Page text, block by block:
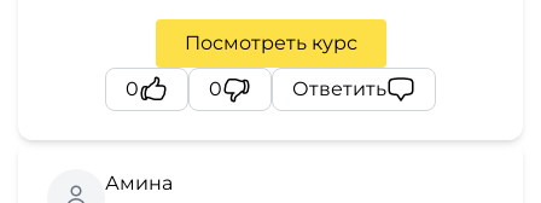
Посмотреть курс
0
0 Ответить
Амина